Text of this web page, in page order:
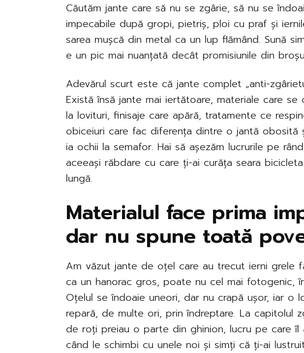
Căutăm jante care să nu se zgârie, să nu se
impecabile după gropi, pietriș, ploi cu praf și
sarea mușcă din metal ca un lup flămând. Sună
e un pic mai nuanțată decât promisiunile din
Adevărul scurt este că jante complet „anti-
Există însă jante mai iertătoare, materiale care
la lovituri, finisaje care apără, tratamente ce
obiceiuri care fac diferența dintre o jantă obosită
ia ochii la semafor. Hai să așezăm lucrurile pe
aceeași răbdare cu care ți-ai curăța seara
lungă.
Materialul face prima
dar nu spune toată
Am văzut jante de oțel care au trecut ierni grele
ca un hanorac gros, poate nu cel mai fotogenic,
Oțelul se îndoaie uneori, dar nu crapă ușor, iar o
repară, de multe ori, prin îndreptare. La capitolul
de roți preiau o parte din ghinion, lucru pe care îl
când le schimbi cu unele noi și simți că ți-ai